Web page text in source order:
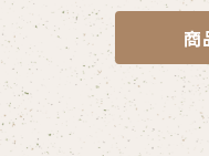
iPhone13Pro
iPhone13Pro Max
商